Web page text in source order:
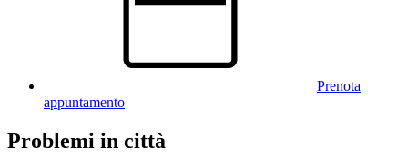
Prenota
appuntamento
Problemi in città